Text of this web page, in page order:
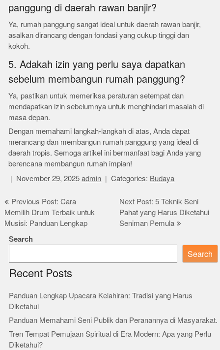
panggung di daerah rawan banjir?
Ya, rumah panggung sangat ideal untuk daerah rawan banjir,
asalkan dirancang dengan fondasi yang cukup tinggi dan
kokoh.
5. Adakah izin yang perlu saya dapatkan
sebelum membangun rumah panggung?
Ya, pastikan untuk memeriksa peraturan setempat dan
mendapatkan izin sebelumnya untuk menghindari masalah di
masa depan.
Dengan memahami langkah-langkah di atas, Anda dapat
merancang dan membangun rumah panggung yang ideal di
daerah tropis. Semoga artikel ini bermanfaat bagi Anda yang
berencana membangun rumah impian!
November 29, 2025 admin Categories: Budaya
Post
navigation
Previous Post: Cara
Memilih Drum Terbaik untuk
Musisi: Panduan Lengkap
Next Post: 5 Teknik Seni
Pahat yang Harus Diketahui
Seniman Pemula
Search
Search
Recent Posts
Panduan Lengkap Upacara Kelahiran: Tradisi yang Harus
Diketahui
Panduan Memahami Seni Publik dan Peranannya di Masyarakat.
Tren Tempat Pemujaan Spiritual di Era Modern: Apa yang Perlu
Diketahui?